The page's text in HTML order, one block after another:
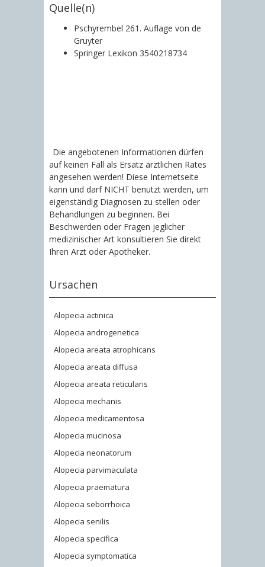
Quelle(n)
Pschyrembel 261. Auflage von de
Gruyter
Springer Lexikon 3540218734
Die angebotenen Informationen dürfen
auf keinen Fall als Ersatz ärztlichen Rates
angesehen werden! Diese Internetseite
kann und darf NICHT benutzt werden, um
eigenständig Diagnosen zu stellen oder
Behandlungen zu beginnen. Bei
Beschwerden oder Fragen jeglicher
medizinischer Art konsultieren Sie direkt
Ihren Arzt oder Apotheker.
Ursachen
Alopecia actinica
Alopecia androgenetica
Alopecia areata atrophicans
Alopecia areata diffusa
Alopecia areata reticularis
Alopecia mechanis
Alopecia medicamentosa
Alopecia mucinosa
Alopecia neonatorum
Alopecia parvimaculata
Alopecia praematura
Alopecia seborrhoica
Alopecia senilis
Alopecia specifica
Alopecia symptomatica